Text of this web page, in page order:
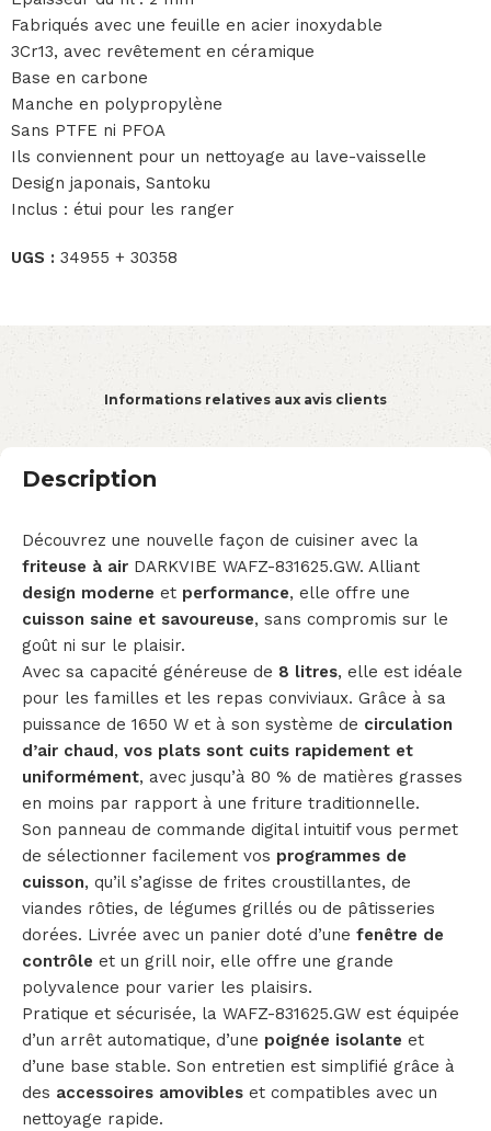
Fabriqués avec une feuille en acier inoxydable
3Cr13, avec revêtement en céramique
Base en carbone
Manche en polypropylène
Sans PTFE ni PFOA
Ils conviennent pour un nettoyage au lave-vaisselle
Design japonais, Santoku
Inclus : étui pour les ranger
UGS : 34955 + 30358
Informations relatives aux avis clients
Description
Découvrez une nouvelle façon de cuisiner avec la
friteuse à air DARKVIBE WAFZ-831625.GW. Alliant
design moderne et performance, elle offre une
cuisson saine et savoureuse, sans compromis sur le
goût ni sur le plaisir.
Avec sa capacité généreuse de 8 litres, elle est idéale
pour les familles et les repas conviviaux. Grâce à sa
puissance de 1650 W et à son système de circulation
d’air chaud , vos plats sont cuits rapidement et
uniformément, avec jusqu’à 80 % de matières grasses
en moins par rapport à une friture traditionnelle.
Son panneau de commande digital intuitif vous permet
de sélectionner facilement vos programmes de
cuisson, qu’il s’agisse de frites croustillantes, de
viandes rôties, de légumes grillés ou de pâtisseries
dorées. Livrée avec un panier doté d’une fenêtre de
contrôle et un grill noir, elle offre une grande
polyvalence pour varier les plaisirs.
Pratique et sécurisée, la WAFZ-831625.GW est équipée
d’un arrêt automatique, d’une poignée isolante et
d’une base stable. Son entretien est simplifié grâce à
des accessoires amovibles et compatibles avec un
nettoyage rapide.